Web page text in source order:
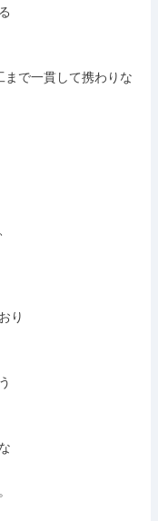
で一貫して携わりな
り